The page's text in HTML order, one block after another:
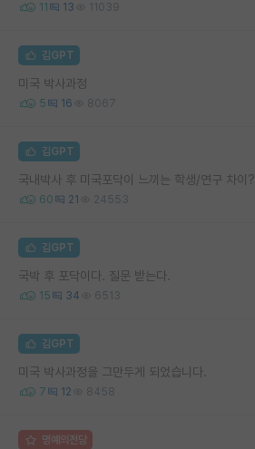
11 13 11039
김GPT
미국 박사과정
5 16 8067
김GPT
국내박사 후 미국포닥이 느끼는 학생/연구 차이?
60 21 24553
김GPT
국박 후 포닥이다. 질문 받는다.
15 34 6513
김GPT
미국 박사과정을 그만두게 되었습니다.
7 12 8458
명예의전당